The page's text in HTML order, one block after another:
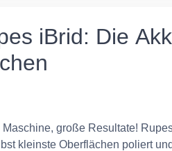
iBrid: Die
Maschine, große Resultate!
kleinste Oberflächen poliert